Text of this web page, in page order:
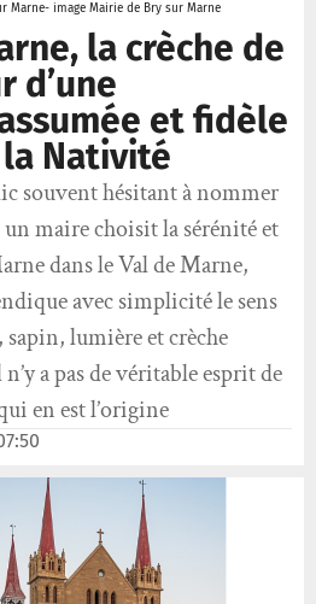
Marne- image Mairie de Bry sur Marne
la crèche de
d’une
et fidèle
Nativité
souvent hésitant à nommer
un maire choisit la sérénité et
dans le Val de Marne,
avec simplicité le sens
lumière et crèche
a pas de véritable esprit de
en est l’origine